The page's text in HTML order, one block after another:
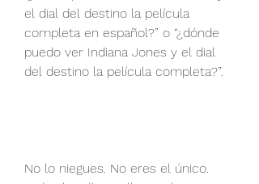
el dial del destino la película
completa en español?” o “¿dónde
puedo ver Indiana Jones y el dial
del destino la película completa?”.
No lo niegues. No eres el único.